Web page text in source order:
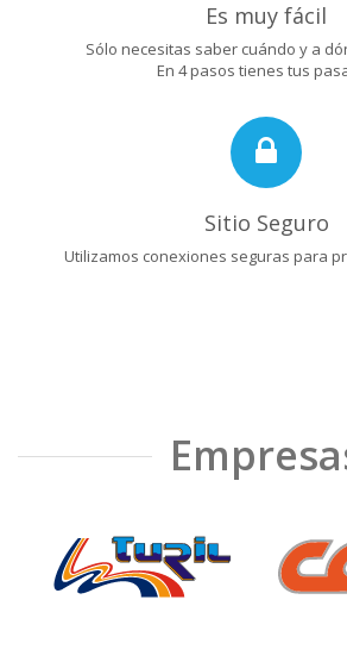
Es muy fácil
Sólo necesitas saber cuándo y a
En 4 pasos tienes tus
Sitio Seguro
Utilizamos conexiones seguras para
❮